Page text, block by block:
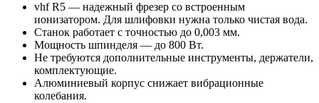
vhf R5 ― надежный фрезер со встроенным
ионизатором. Для шлифовки нужна только чистая вода.
Станок работает с точностью до 0,003 мм.
Мощность шпинделя ― до 800 Вт.
Не требуются дополнительные инструменты, держатели,
комплектующие.
Алюминиевый корпус снижает вибрационные
колебания.